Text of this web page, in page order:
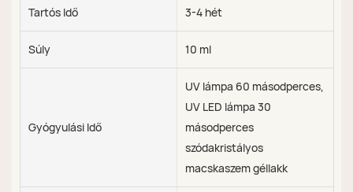
Tartós Idő 3-4 hét
Súly 10 ml
Gyógyulási Idő
UV lámpa 60 másodperces,
UV LED lámpa 30
másodperces
szódakristályos
macskaszem géllakk